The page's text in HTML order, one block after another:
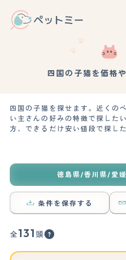
四国の子猫を価格
四国の子猫を探せます。近くの
い主さんの好みの特徴で探した
方、できるだけ安い値段で探し
徳島県/香川県/愛
条件を保存する
全131 頭